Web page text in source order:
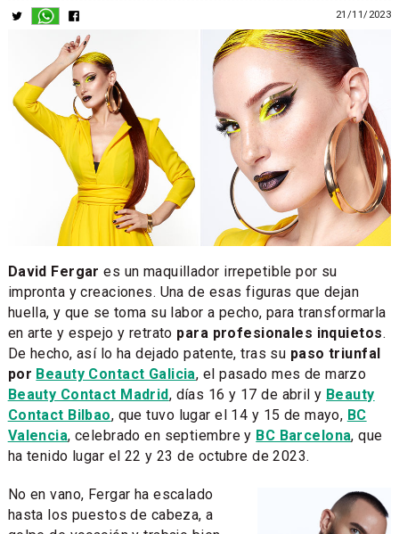
21/11/2023
David Fergar es un maquillador irrepetible por su
impronta y creaciones. Una de esas figuras que dejan
huella, y que se toma su labor a pecho, para transformarla
en arte y espejo y retrato para profesionales inquietos.
De hecho, así lo ha dejado patente, tras su paso triunfal
por Beauty Contact Galicia, el pasado mes de marzo
Beauty Contact Madrid, días 16 y 17 de abril y Beauty
Contact Bilbao, que tuvo lugar el 14 y 15 de mayo, BC
Valencia, celebrado en septiembre y BC Barcelona, que
ha tenido lugar el 22 y 23 de octubre de 2023.
No en vano, Fergar ha escalado
hasta los puestos de cabeza, a